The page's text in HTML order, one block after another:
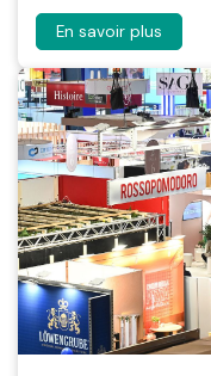
En savoir plus